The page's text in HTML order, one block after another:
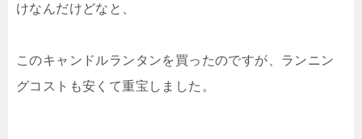
けなんだけどなと、
このキャンドルランタンを買ったのですが、ランニン
グコストも安くて重宝しました。